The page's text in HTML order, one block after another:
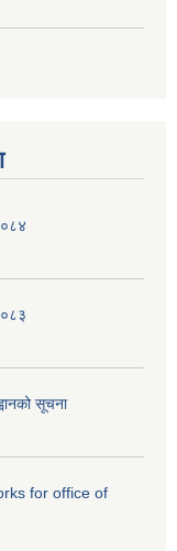
सूचना
for office of